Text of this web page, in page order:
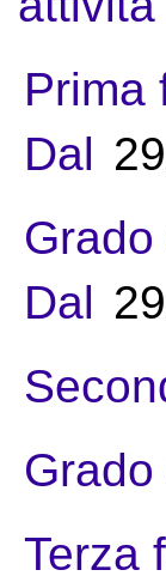
Prima
Dal
Dal
Terza